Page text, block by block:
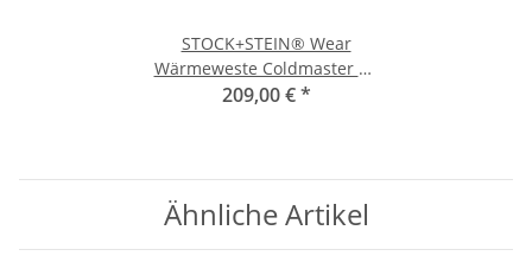
STOCK+STEIN® Wear
Wärmeweste Coldmaster CS
XL
209,00 €*
Ähnliche Artikel